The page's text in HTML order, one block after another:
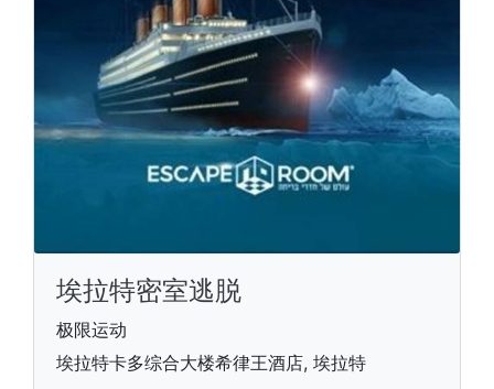
埃拉特密室逃脱
极限运动
埃拉特卡多综合大楼希律王酒店, 埃拉特